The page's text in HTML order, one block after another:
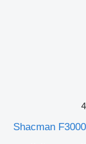
4
Shacman F3000